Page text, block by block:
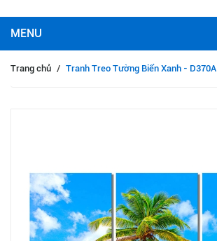
Trang chủ / Tranh Treo Tường Biển Xanh - D370A